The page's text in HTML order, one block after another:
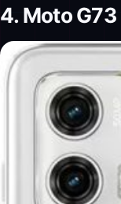
4. Moto G73